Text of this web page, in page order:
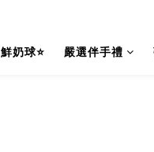
奶球⭐ 嚴選伴手禮